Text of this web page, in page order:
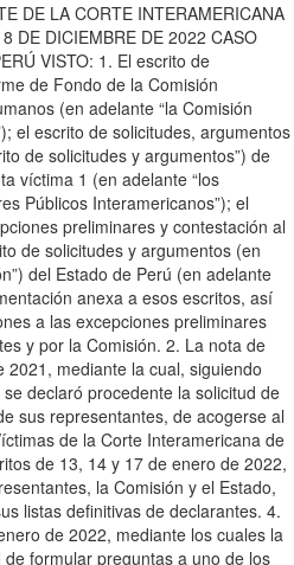
DE LA CORTE INTERAMERICANA
DE DICIEMBRE DE 2022 CASO
VISTO: 1. El escrito de
de Fondo de la Comisión
(en adelante “la Comisión
el escrito de solicitudes, argumentos
de solicitudes y argumentos”) de
víctima 1 (en adelante “los
Públicos Interamericanos”); el
preliminares y contestación al
de solicitudes y argumentos (en
del Estado de Perú (en adelante
anexa a esos escritos, así
a las excepciones preliminares
y por la Comisión. 2. La nota de
mediante la cual, siguiendo
declaró procedente la solicitud de
sus representantes, de acogerse al
de la Corte Interamericana de
de 13, 14 y 17 de enero de 2022,
la Comisión y el Estado,
listas definitivas de declarantes. 4.
de 2022, mediante los cuales la
formular preguntas a uno de los